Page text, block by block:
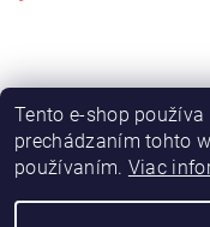
Výroba
Tento e-shop
prechádzaním tohto
používaním. Viac